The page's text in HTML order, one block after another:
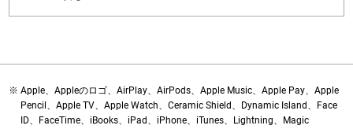
Apple、Appleのロゴ、AirPlay、AirPods、Apple Music、Apple Pay、Apple
Pencil、Apple TV、Apple Watch、Ceramic Shield、Dynamic Island、Face
ID、FaceTime、iBooks、iPad、iPhone、iTunes、Lightning、Magic